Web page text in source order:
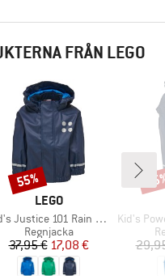
FRÅN LEGO
VARUMÄRKE
LEGO
Justice 101 Rain Jacket
Produktgrupp
Regnjacka
Pris
37,95 €Reducerat pris
17,08 €
Rabatt
55%
Produkter
Kid's